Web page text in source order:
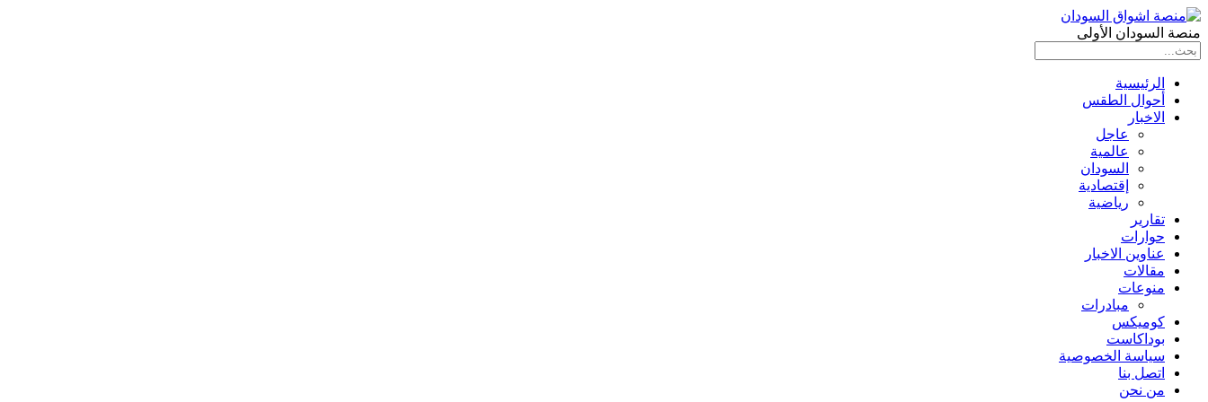
منصة السودان الأولى
الرئيسية
أحوال الطقس
الاخبار
عاجل
عالمية
السودان
إقتصادية
رياضية
تقارير
حوارات
عناوين الاخبار
مقالات
منوعات
مبادرات
كوميكس
بوداكاست
سياسة الخصوصية
اتصل بنا
من نحن